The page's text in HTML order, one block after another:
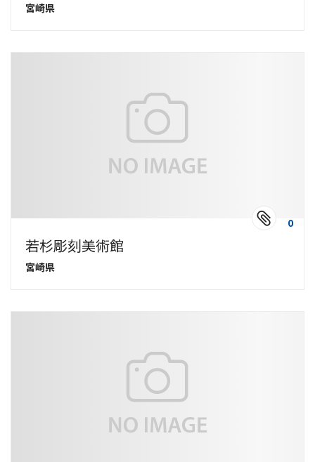
宮崎県
0
若杉彫刻美術館
宮崎県